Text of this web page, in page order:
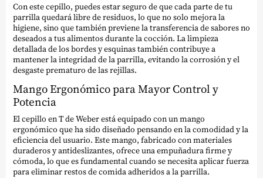
Con este cepillo, puedes estar seguro de que cada parte de tu
parrilla quedará libre de residuos, lo que no solo mejora la
higiene, sino que también previene la transferencia de sabores no
deseados a tus alimentos durante la cocción. La limpieza
detallada de los bordes y esquinas también contribuye a
mantener la integridad de la parrilla, evitando la corrosión y el
desgaste prematuro de las rejillas.
Mango Ergonómico para Mayor Control y
Potencia
El cepillo en T de Weber está equipado con un mango
ergonómico que ha sido diseñado pensando en la comodidad y la
eficiencia del usuario. Este mango, fabricado con materiales
duraderos y antideslizantes, ofrece una empuñadura firme y
cómoda, lo que es fundamental cuando se necesita aplicar fuerza
para eliminar restos de comida adheridos a la parrilla.